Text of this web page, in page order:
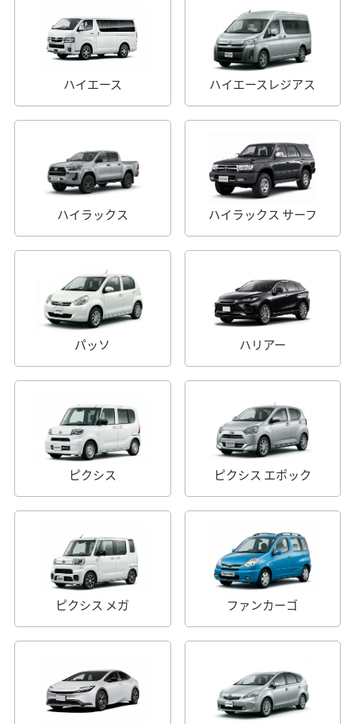
ハイエース ハイエースレジアス
ハイラックス ハイラックス サーフ
パッソ ハリアー
ピクシス ピクシス エポック
ピクシス メガ ファンカーゴ